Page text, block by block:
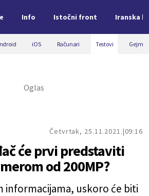
Info Istočni front Iranska
iOS Računari Testovi
Četvrtak, 25.11.2021. 09:16
će prvi predstaviti
od 200MP?
informacijama, uskoro će biti